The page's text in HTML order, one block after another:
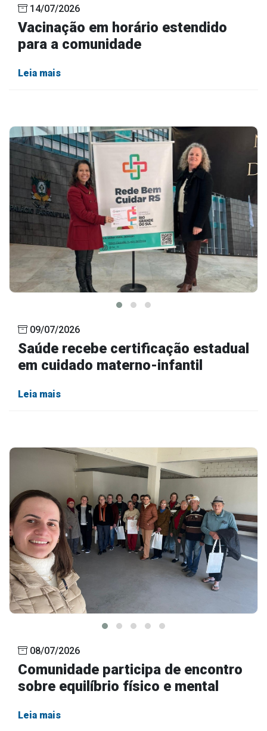
14/07/2026
Vacinação em horário estendido
para a comunidade
Leia mais
09/07/2026
Saúde recebe certificação estadual
em cuidado materno-infantil
Leia mais
08/07/2026
Comunidade participa de encontro
sobre equilíbrio físico e mental
Leia mais